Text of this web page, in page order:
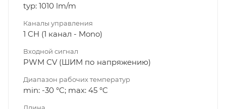
typ: 1010 lm/m
Каналы управления
1 CH (1 канал - Mono)
Входной сигнал
PWM СV (ШИМ по напряжению)
Диапазон рабочих температур
min: -30 °C; max: 45 °C